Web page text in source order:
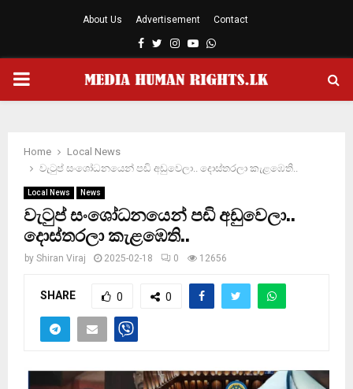
About Us Advertisement Contact
Facebook
TwitterInstagram
YoutubeWhatsapp
PRIMARY
Home
Local News
වැටුප් සංශෝධනයෙන් පඩි අඩුවෙලා.. දොස්තරලා කැළඹෙති..
Local News News
වැටුප් සංශෝධනයෙන් පඩි අඩුවෙලා..
දොස්තරලා කැළඹෙති..
by Shiran Viraj 2025-02-18 0 12656
SHARE 0 0